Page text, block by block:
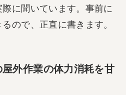
に聞いています。事前に
ので、正直に書きます。
外作業の体力消耗を甘